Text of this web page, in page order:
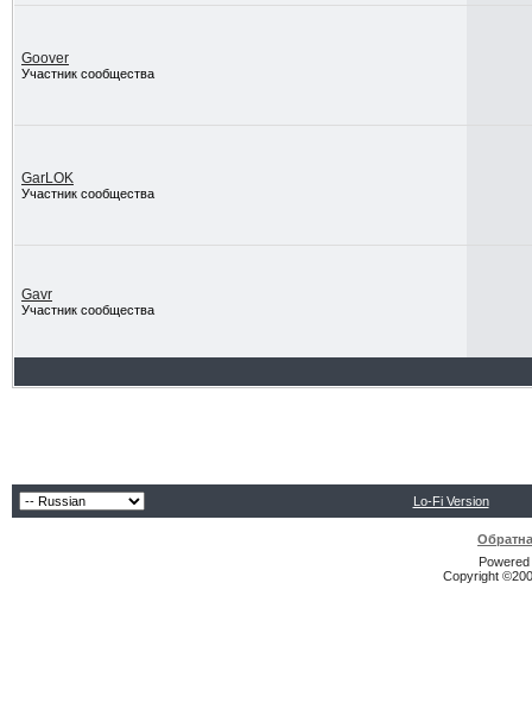
Goover
Участник сообщества
GarLOK
Участник сообщества
Gavr
Участник сообщества
Lo-Fi Version
Copyright